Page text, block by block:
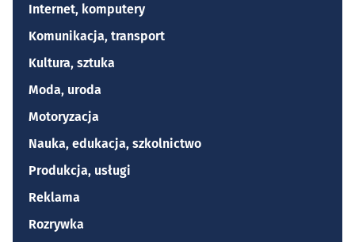
Internet, komputery
Komunikacja, transport
Kultura, sztuka
Moda, uroda
Motoryzacja
Nauka, edukacja, szkolnictwo
Produkcja, usługi
Reklama
Rozrywka